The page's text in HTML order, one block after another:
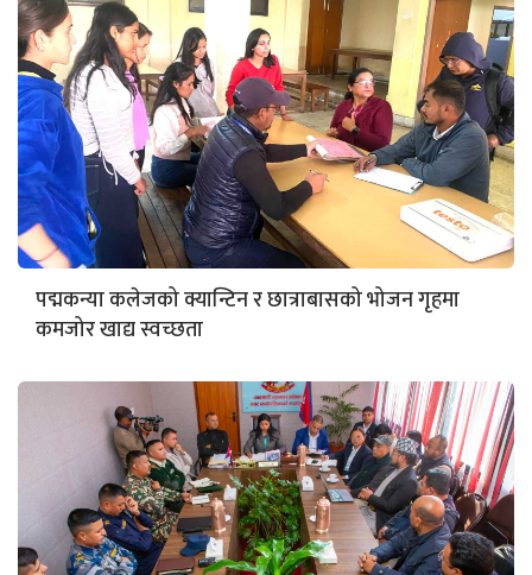
पद्मकन्या कलेजको क्यान्टिन र छात्राबासको भोजन गृहमा
कमजोर खाद्य स्वच्छता